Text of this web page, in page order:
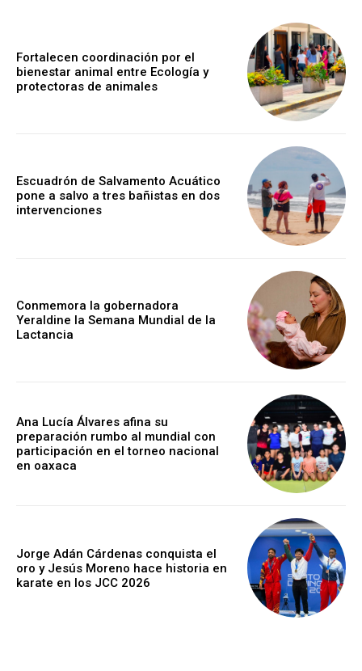
Fortalecen coordinación por el
bienestar animal entre Ecología y
protectoras de animales
Escuadrón de Salvamento Acuático
pone a salvo a tres bañistas en dos
intervenciones
Conmemora la gobernadora
Yeraldine la Semana Mundial de la
Lactancia
Ana Lucía Álvares afina su
preparación rumbo al mundial con
participación en el torneo nacional
en oaxaca
Jorge Adán Cárdenas conquista el
oro y Jesús Moreno hace historia en
karate en los JCC 2026